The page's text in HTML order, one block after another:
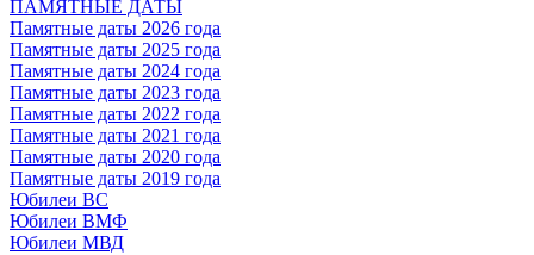
ПАМЯТНЫЕ ДАТЫ
Памятные даты 2026 года
Памятные даты 2025 года
Памятные даты 2024 года
Памятные даты 2023 года
Памятные даты 2022 года
Памятные даты 2021 года
Памятные даты 2020 года
Памятные даты 2019 года
Юбилеи ВС
Юбилеи ВМФ
Юбилеи МВД